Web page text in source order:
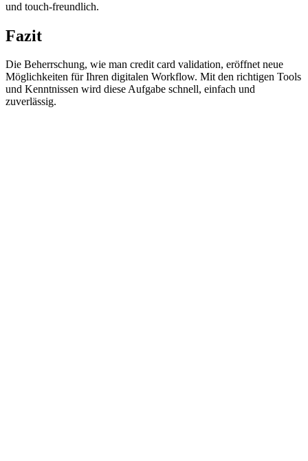
und touch-freundlich.
Fazit
Die Beherrschung, wie man credit card validation, eröffnet neue
Möglichkeiten für Ihren digitalen Workflow. Mit den richtigen Tools
und Kenntnissen wird diese Aufgabe schnell, einfach und
zuverlässig.